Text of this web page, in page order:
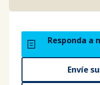
Responda a
Envíe